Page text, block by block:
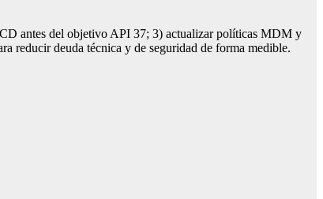
antes del objetivo API 37; 3) actualizar políticas MDM y
reducir deuda técnica y de seguridad de forma medible.